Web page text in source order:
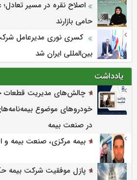
اصلاح نقره در مسیر
حامی بازارند
کسری نوری مدیرعامل
بین‌المللی ایران شد
یادداشت
چالش‌های مدیریت قطعات
خودروهای موضوع
در صنعت بیمه
بیمه مرکزی، صنعت بیمه و